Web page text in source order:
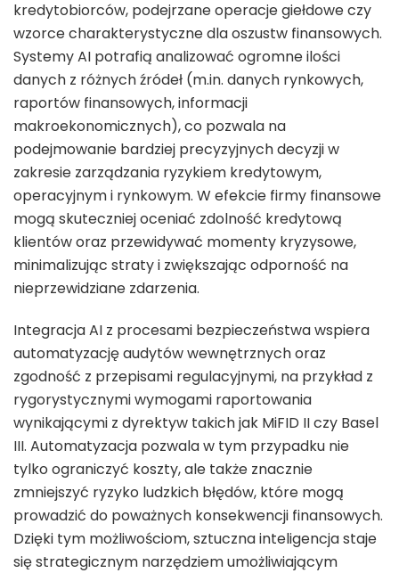
kredytobiorców, podejrzane operacje giełdowe czy
wzorce charakterystyczne dla oszustw finansowych.
Systemy AI potrafią analizować ogromne ilości
danych z różnych źródeł (m.in. danych rynkowych,
raportów finansowych, informacji
makroekonomicznych), co pozwala na
podejmowanie bardziej precyzyjnych decyzji w
zakresie zarządzania ryzykiem kredytowym,
operacyjnym i rynkowym. W efekcie firmy finansowe
mogą skuteczniej oceniać zdolność kredytową
klientów oraz przewidywać momenty kryzysowe,
minimalizując straty i zwiększając odporność na
nieprzewidziane zdarzenia.
Integracja AI z procesami bezpieczeństwa wspiera
automatyzację audytów wewnętrznych oraz
zgodność z przepisami regulacyjnymi, na przykład z
rygorystycznymi wymogami raportowania
wynikającymi z dyrektyw takich jak MiFID II czy Basel
III. Automatyzacja pozwala w tym przypadku nie
tylko ograniczyć koszty, ale także znacznie
zmniejszyć ryzyko ludzkich błędów, które mogą
prowadzić do poważnych konsekwencji finansowych.
Dzięki tym możliwościom, sztuczna inteligencja staje
się strategicznym narzędziem umożliwiającym